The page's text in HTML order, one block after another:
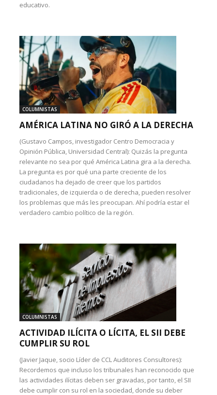
educativo.
COLUMNISTAS
AMÉRICA LATINA NO GIRÓ A LA DERECHA
(Gustavo Campos, investigador Centro Democracia y
Opinión Pública, Universidad Central): Quizás la pregunta
relevante no sea por qué América Latina gira a la derecha.
La pregunta es por qué una parte creciente de los
ciudadanos ha dejado de creer que los partidos
tradicionales, de izquierda o de derecha, pueden resolver
los problemas que más les preocupan. Ahí podría estar el
verdadero cambio político de la región.
COLUMNISTAS
ACTIVIDAD ILÍCITA O LÍCITA, EL SII DEBE
CUMPLIR SU ROL
(Javier Jaque, socio Líder de CCL Auditores Consultores):
Recordemos que incluso los tribunales han reconocido que
las actividades ilícitas deben ser gravadas, por tanto, el SII
debe cumplir con su rol en la sociedad, donde su deber